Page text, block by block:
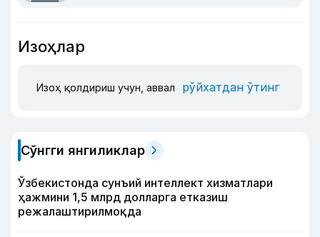
Изоҳлар
Изоҳ қолдириш учун, аввал рўйхатдан ўтинг
Сўнгги янгиликлар
Ўзбекистонда сунъий интеллект хизматлари
ҳажмини 1,5 млрд долларга етказиш
режалаштирилмоқда